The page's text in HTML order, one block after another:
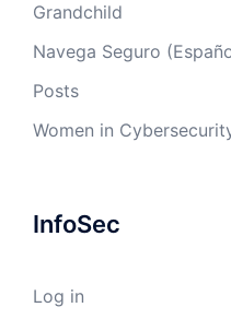
Grandchild
Navega Seguro
Posts
Women in
InfoSec
Log in